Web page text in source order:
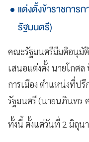
แต่งตั้งข้าราชการ
รัฐมนตรี)
คณะรัฐมนตรีมีมติอนุมั
เสนอแต่งตั้ง นายโกศล
การเมือง ตำแหน่งที่ป
รัฐมนตรี (นายนภินทร
ทั้งนี้ ตั้งแต่วันที่ 2 มิถุน